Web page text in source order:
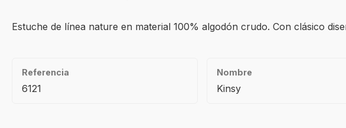
Estuche de línea nature en material 100% algodón crudo. Con clásico
Referencia
6121
Nombre
Kinsy